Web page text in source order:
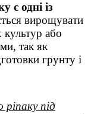
є одні із
вирощувати
культур або
так як
грунту і
ріпаку під